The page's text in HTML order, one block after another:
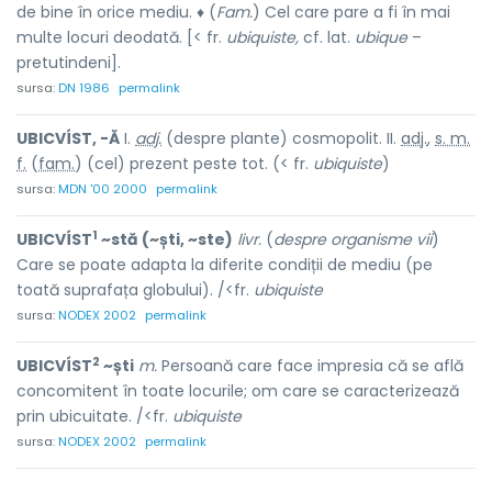
de bine în orice mediu. ♦ (Fam.) Cel care pare a fi în mai
multe locuri deodată. [< fr. ubiquiste, cf. lat. ubique–
pretutindeni].
sursa:DN 1986 permalink
UBICVÍST, -Ă I. adj. (despre plante) cosmopolit. II. adj., s. m.
f. (fam.) (cel) prezent peste tot. (< fr. ubiquiste)
sursa:MDN '00 2000 permalink
UBICVÍST1 ~stă (~ști, ~ste) livr. (despre organisme vii)
Care se poate adapta la diferite condiții de mediu (pe
toată suprafața globului). /<fr. ubiquiste
sursa:NODEX 2002 permalink
UBICVÍST2 ~ști m. Persoană care face impresia că se află
concomitent în toate locurile; om care se caracterizează
prin ubicuitate. /<fr. ubiquiste
sursa:NODEX 2002 permalink